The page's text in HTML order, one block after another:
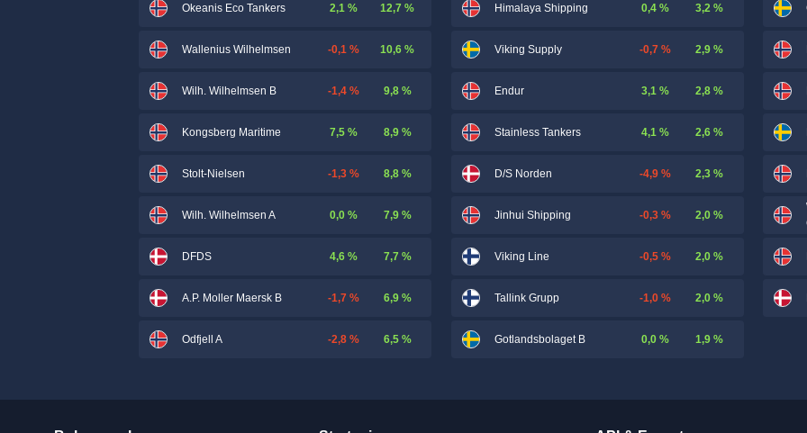
Okeanis Eco Tankers 2,1 % 12,7 %
Wallenius Wilhelmsen -0,1 % 10,6 %
Wilh. Wilhelmsen B -1,4 % 9,8 %
Kongsberg Maritime 7,5 % 8,9 %
Stolt-Nielsen -1,3 % 8,8 %
Wilh. Wilhelmsen A 0,0 % 7,9 %
DFDS 4,6 % 7,7 %
A.P. Moller Maersk B -1,7 % 6,9 %
Odfjell A -2,8 % 6,5 %
Himalaya Shipping 0,4 % 3,2 %
Viking Supply -0,7 % 2,9 %
Endur 3,1 % 2,8 %
Stainless Tankers 4,1 % 2,6 %
D/S Norden -4,9 % 2,3 %
Jinhui Shipping -0,3 % 2,0 %
Viking Line -0,5 % 2,0 %
Tallink Grupp -1,0 % 2,0 %
Gotlandsbolaget B 0,0 % 1,9 %